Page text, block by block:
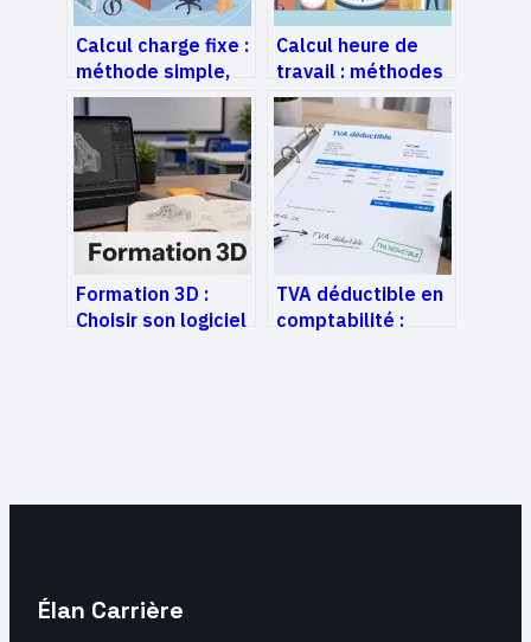
Calcul charge fixe :
méthode simple,
exemples et
erreurs à éviter
Calcul heure de
travail : méthodes
simples, outils et
règles à connaître
Formation 3D :
Choisir son logiciel
TVA déductible en
comptabilité :
Élan Carrière